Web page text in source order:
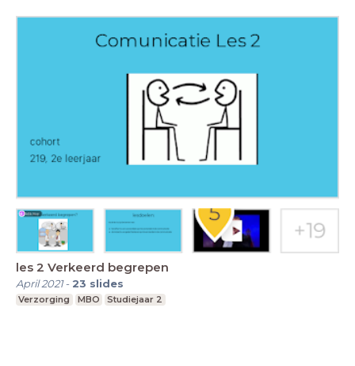
les 2 Verkeerd begrepen
April 2021- 23 slides
Verzorging MBO Studiejaar 2